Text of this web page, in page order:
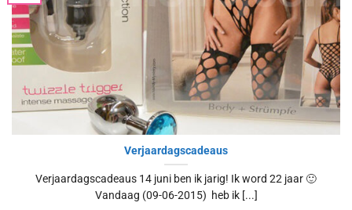
Verjaardagscadeaus
Verjaardagscadeaus 14 juni ben ik jarig! Ik word 22 jaar 🙂
Vandaag (09-06-2015) heb ik [...]